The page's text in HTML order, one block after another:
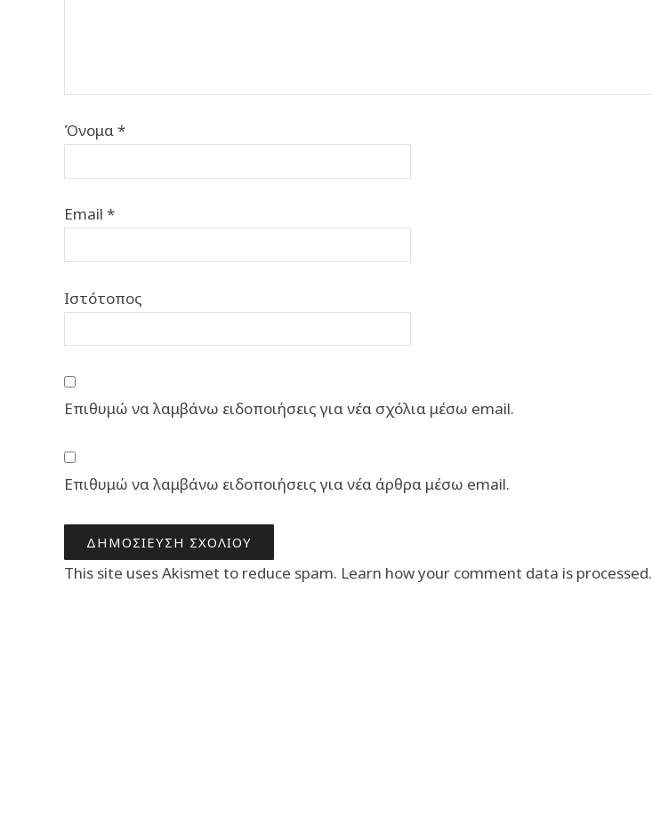
Όνομα*
Email *
Ιστότοπος
Επιθυμώ να λαμβάνω ειδοποιήσεις για νέα σχόλια μέσω email.
Επιθυμώ να λαμβάνω ειδοποιήσεις για νέα άρθρα μέσω email.
This site uses Akismet to reduce spam. Learn how your comment data is processed.